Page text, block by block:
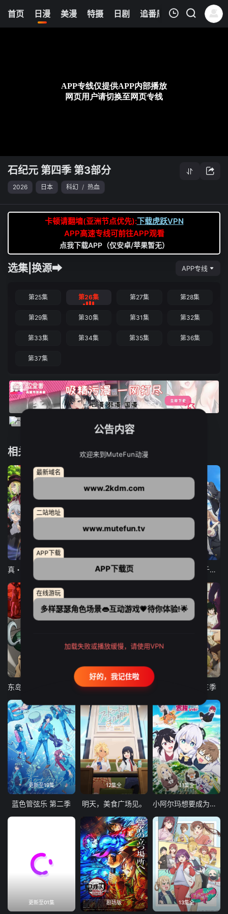
首页 日漫 美漫 特摄 日剧 追番周表 今日更新
0
清空
石纪元 第四季 第3部分
2026 日本 科幻 / 热血
卡顿请翻墙(亚洲节点优先):下载虎跃VPN
APP高速专线可前往APP观看
点我下载APP（仅安卓/苹果暂无）
选集|换源➡ APP专线
第25集 第26集 第27集 第28集
第29集 第30集 第31集 第32集
第33集 第34集 第35集 第36集
第37集
相关推荐
12集全
东京猫猫 NEW～♡ 弹珠汽水瓶里的千岁同学
更新至21集
古诺希亚 致不灭的你 第三季
更新至19集
蓝色管弦乐 第二季
12集全
明天，美食广场见。
11集全
小阿尔玛想要成为家人
更新至01集 剧场版 13集全
公告内容
欢迎来到MuteFun动漫
最新域名
www.2kdm.com
二站地址
www.mutefun.tv
APP下载
APP下载页
在线游玩
多样瑟瑟角色场景👄互动游戏💗待你体验!🌟
加载失败或播放缓慢，请使用VPN
好的，我记住啦